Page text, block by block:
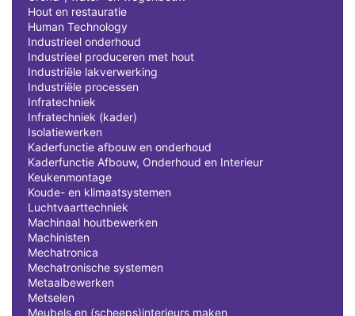
Hout en restauratie
Human Technology
Industrieel onderhoud
Industrieel produceren met hout
Industriële lakverwerking
Industriële processen
Infratechniek
Infratechniek (kader)
Isolatiewerken
Kaderfunctie afbouw en onderhoud
Kaderfunctie Afbouw, Onderhoud en Interieur
Keukenmontage
Koude- en klimaatsystemen
Luchtvaarttechniek
Machinaal houtbewerken
Machinisten
Mechatronica
Mechatronische systemen
Metaalbewerken
Metselen
Meubels en (scheeps)interieurs maken